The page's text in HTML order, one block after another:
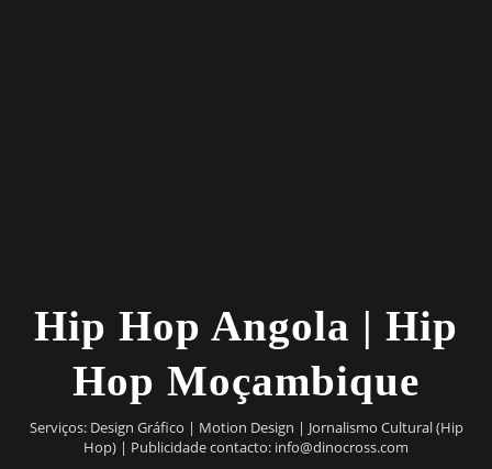
Hip Hop Angola | Hip
Hop Moçambique
Serviços: Design Gráfico | Motion Design | Jornalismo Cultural (Hip
Hop) | Publicidade contacto: info@dinocross.com